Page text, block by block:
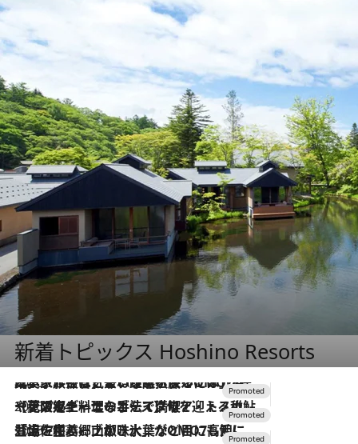
新着トピックス Hoshino Resorts
2026.7.31
【ホテル帰省】という選択肢をOMOが提案。家族とほどよい距離を保つには「昼は実家、夜は気兼ねなくホテルで！」
2026.7.24
【夏限定ディナーコース】旬を迎える稚鮎や花ズッキーニなどをイタリア・トスカーナの郷土料理の手法で満喫！
2026.7.17
「土佐和ハーブかき氷」がOMO7高知に登場！生姜、山椒、大葉など目にも舌にも涼を呼ぶ郷土の味